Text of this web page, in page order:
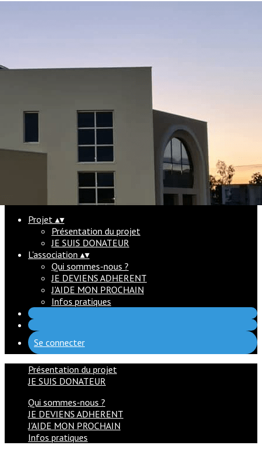
<
JE DEVIENS ADHERENT
J'AIDE MON PROCHAIN
Ajoutez un logo, un bouton, des réseaux sociaux
Cliquez pour éditer
Projet ▴▾
Présentation du projet
JE SUIS DONATEUR
L'association ▴▾
Qui sommes-nous ?
JE DEVIENS ADHERENT
J'AIDE MON PROCHAIN
Infos pratiques
Se connecter
Présentation du projet
JE SUIS DONATEUR
Qui sommes-nous ?
JE DEVIENS ADHERENT
J'AIDE MON PROCHAIN
Infos pratiques